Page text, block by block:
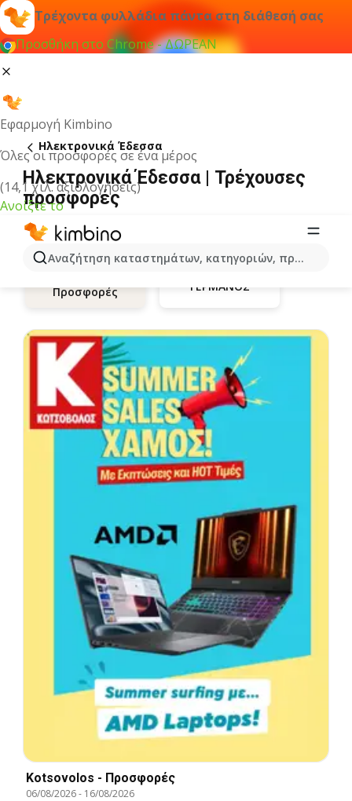
Τρέχοντα φυλλάδια πάντα στη διάθεσή σας
Προσθήκη στο Chrome - ΔΩΡΕΑΝ
Εφαρμογή Kimbino
Όλες οι προσφορές σε ένα μέρος
(14,1 χιλ. αξιολογήσεις)
Ανοίξτε το
Αναζήτηση καταστημάτων, κατηγοριών, προϊόντων...
Hλεκτρονικά Έδεσσα
Hλεκτρονικά Έδεσσα | Τρέχουσες
προσφορές
Προσφορές ΓΕΡΜΑΝΟΣ
Kotsovolos - Προσφορές
06/08/2026- 16/08/2026